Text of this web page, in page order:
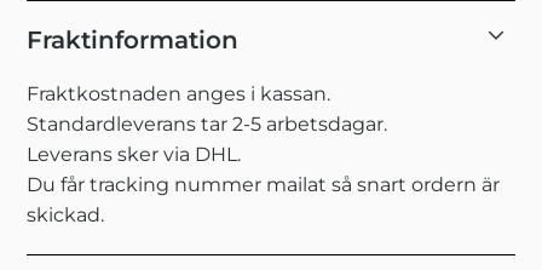
Fraktinformation
Fraktkostnaden anges i kassan.
Standardleverans tar 2-5 arbetsdagar.
Leverans sker via DHL.
Du får tracking nummer mailat så snart ordern är
skickad.